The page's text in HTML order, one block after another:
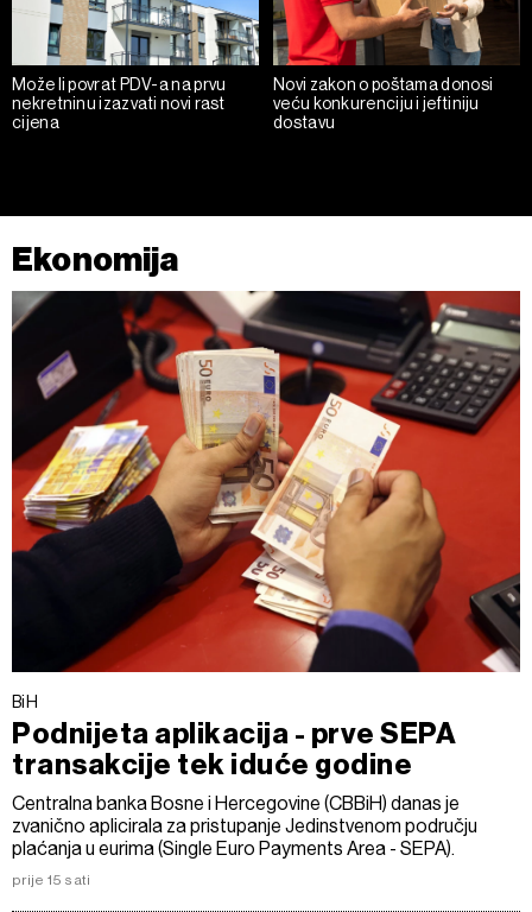
Može li povrat PDV-a na prvu
nekretninu izazvati novi rast
cijena
Novi zakon o poštama donosi
veću konkurenciju i jeftiniju
dostavu
Ekonomija
BiH
Podnijeta aplikacija - prve SEPA
transakcije tek iduće godine
Centralna banka Bosne i Hercegovine (CBBiH) danas je
zvanično aplicirala za pristupanje Jedinstvenom području
plaćanja u eurima (Single Euro Payments Area - SEPA).
prije 15 sati